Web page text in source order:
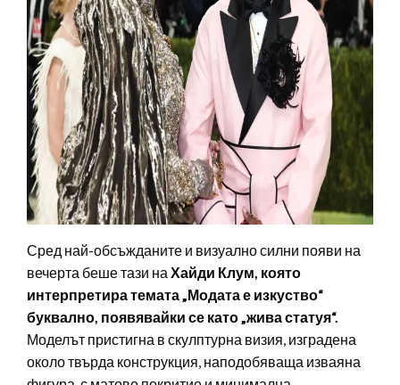
Сред най-обсъжданите и визуално силни появи на
вечерта беше тази на Хайди Клум, която
интерпретира темата „Модата е изкуство“
буквално, появявайки се като „жива статуя“.
Моделът пристигна в скулптурна визия, изградена
около твърда конструкция, наподобяваща изваяна